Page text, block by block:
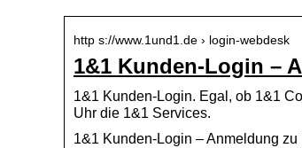
http s://www.1und1.de › login-webdesk
1&1 Kunden-Login –
1&1 Kunden-Login. Egal, ob 1&1
Uhr die 1&1 Services.
1&1 Kunden-Login – Anmeldung